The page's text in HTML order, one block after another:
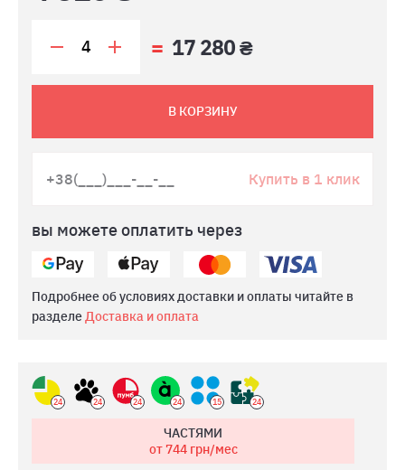
17 280 ₴
В КОРЗИНУ
Купить в 1 клик
вы можете оплатить через
Подробнее об условиях доставки и оплаты читайте в
разделеДоставка и оплата
24 24 24 24 15 24
ЧАСТЯМИ
от 744грн/мес